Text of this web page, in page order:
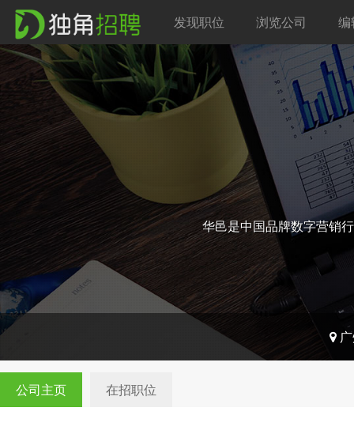
发现职位 浏览公司 编
华邑是中国品牌数字营销
公司主页 在招职位